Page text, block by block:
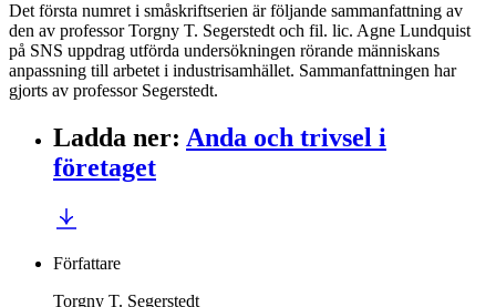
Det första numret i småskriftserien är följande sammanfattning av
den av professor Torgny T. Segerstedt och fil. lic. Agne Lundquist
på SNS uppdrag utförda undersökningen rörande människans
anpassning till arbetet i industrisamhället. Sammanfattningen har
gjorts av professor Segerstedt.
Ladda ner: Anda och trivsel i
företaget
Författare
Torgny T. Segerstedt